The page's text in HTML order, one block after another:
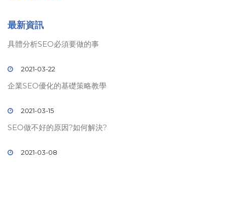
最新資訊
具體分析SEO必須要做的事
2021-03-22
企業SEO優化的基礎策略教學
2021-03-15
SEO做不好的原因?如何解決?
2021-03-08